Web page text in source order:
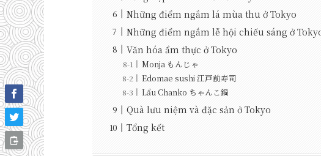
Những điểm ngắm lá mùa thu ở Tokyo
Những điểm ngắm lễ hội chiếu sáng ở
Văn hóa ẩm thực ở Tokyo
Monja もんじゃ
Edomae sushi 江戸前寿司
Lẩu Chanko ちゃんこ鍋
Quà lưu niệm và đặc sản ở Tokyo
Tổng kết